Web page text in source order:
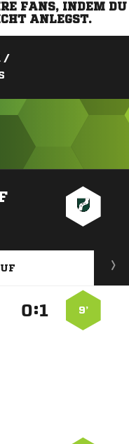
FANS, INDEM DU
ANLEGST.
/
9’
: